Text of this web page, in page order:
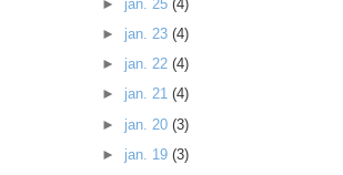
► jan. 25 (4)
► jan. 23 (4)
► jan. 22 (4)
► jan. 21 (4)
► jan. 20 (3)
► jan. 19 (3)